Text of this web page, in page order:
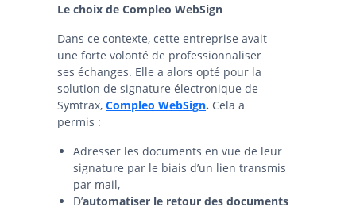
Le choix de Compleo WebSign
Dans ce contexte, cette entreprise avait
une forte volonté de professionnaliser
ses échanges. Elle a alors opté pour la
solution de signature électronique de
Symtrax, Compleo WebSign. Cela a
permis :
Adresser les documents en vue de leur
signature par le biais d’un lien transmis
par mail,
D’automatiser le retour des documents